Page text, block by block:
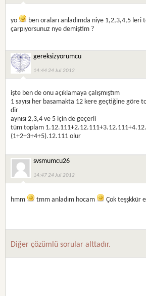
yo
ben oraları anladımda niye 1,2,3,4,5 leri
çarpıyorsunuz nye demiştim ?
gereksizyorumcu
14:44 24 Jul 2012
işte ben de onu açıklamaya çalışmıştım
1 sayısı her basamakta 12 kere geçtiğine göre
dir
aynısı 2,3,4 ve 5 için de geçerli
tüm toplam
(1+2+3+4+5).12.111 olur
svsmumcu26
14:47 24 Jul 2012
hmm tmm anladım hocam Çok teşşkkür
Diğer çözümlü sorular alttadır.